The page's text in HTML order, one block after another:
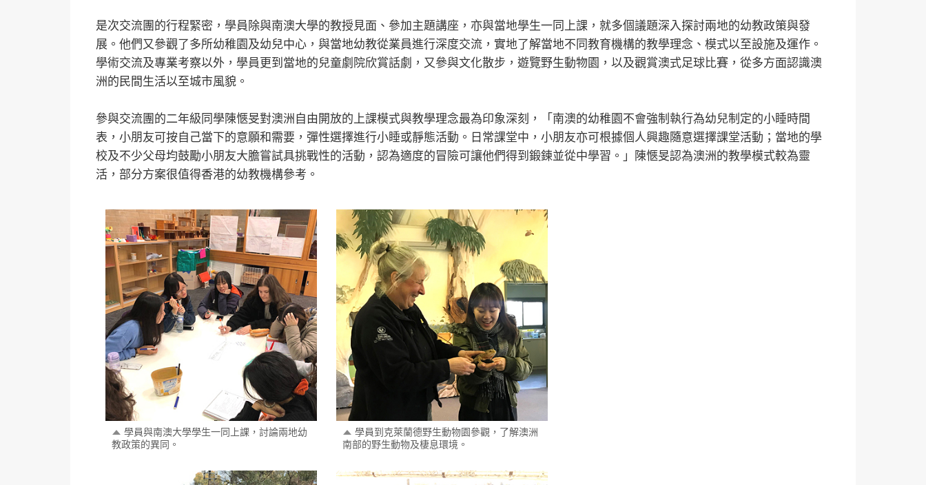
是次交流團的行程緊密，學員除與南澳大學的教授見面、參加主題講座，亦與當地學生一同上課，就多個議題深入探討兩地的幼教政策與發
展。他們又參觀了多所幼稚園及幼兒中心，與當地幼教從業員進行深度交流，實地了解當地不同教育機構的教學理念、模式以至設施及運作。
學術交流及專業考察以外，學員更到當地的兒童劇院欣賞話劇，又參與文化散步，遊覽野生動物園，以及觀賞澳式足球比賽，從多方面認識澳
洲的民間生活以至城市風貌。
參與交流團的二年級同學陳愜旻對澳洲自由開放的上課模式與教學理念最為印象深刻，「南澳的幼稚園不會強制執行為幼兒制定的小睡時間
表，小朋友可按自己當下的意願和需要，彈性選擇進行小睡或靜態活動。日常課堂中，小朋友亦可根據個人興趣隨意選擇課堂活動；當地的學
校及不少父母均鼓勵小朋友大膽嘗試具挑戰性的活動，認為適度的冒險可讓他們得到鍛鍊並從中學習。」陳愜旻認為澳洲的教學模式較為靈
活，部分方案很值得香港的幼教機構參考。
學員與南澳大學學生一同上課，討論兩地幼
教政策的異同。
學員到克萊蘭德野生動物園參觀，了解澳洲
南部的野生動物及棲息環境。